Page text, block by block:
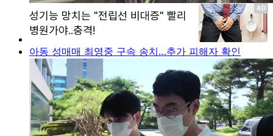
아동 성매매 최영중 구속 송치…추가 피해자 확인